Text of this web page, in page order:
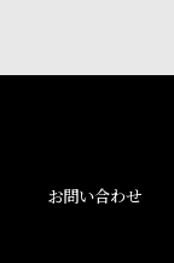
お問い合わせ